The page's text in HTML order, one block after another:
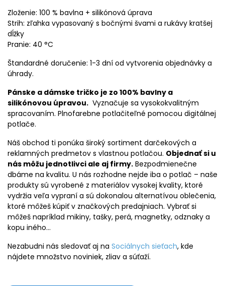
Zloženie: 100 % bavlna + silikónová úprava
Strih: zľahka vypasovaný s bočnými švami a rukávy kratšej
dĺžky
Pranie: 40 °C
Štandardné doručenie: 1-3 dní od vytvorenia objednávky a
úhrady.
Pánske a dámske tričko je zo 100% bavlny a
silikónovou úpravou. Vyznačuje sa vysokokvalitným
spracovaním. Plnofarebne potlačiteľné pomocou digitálnej
potlače.
Náš obchod ti ponúka široký sortiment darčekových a
reklamných predmetov s vlastnou potlačou. Objednať si u
nás môžu jednotlivci ale aj firmy. Bezpodmienečne
dbáme na kvalitu. U nás rozhodne nejde iba o potlač – naše
produkty sú vyrobené z materiálov vysokej kvality, ktoré
vydržia veľa vypraní a sú dokonalou alternatívou oblečenia,
ktoré môžeš kúpiť v značkových predajniach. Vybrať si
môžeš napríklad mikiny, tašky, perá, magnetky, odznaky a
kopu iného…
Nezabudni nás sledovať aj na Sociálnych sieťach, kde
nájdete množstvo noviniek, zliav a súťaží.